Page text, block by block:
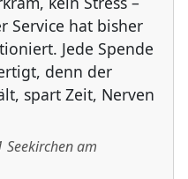
Service hat bisher
Jede Spende
denn der
spart Zeit, Nerven
Seekirchen am